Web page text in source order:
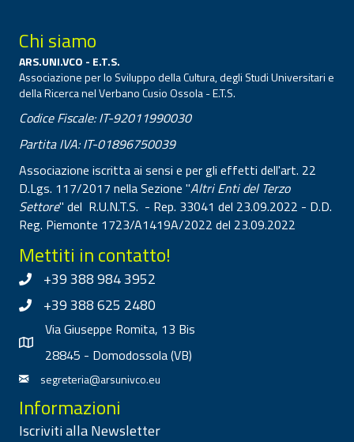
Chi siamo
ARS.UNI.VCO - E.T.S.
Associazione per lo Sviluppo della Cultura, degli Studi Universitari e
della Ricerca nel Verbano Cusio Ossola - E.T.S.
Codice Fiscale: IT-92011990030
Partita IVA: IT-01896750039
Associazione iscritta ai sensi e per gli effetti dell'art. 22
D.Lgs. 117/2017 nella Sezione "Altri Enti del Terzo
Settore" del R.U.N.T.S. - Rep. 33041 del 23.09.2022 - D.D.
Reg. Piemonte 1723/A1419A/2022 del 23.09.2022
Mettiti in contatto!
+39 388 984 3952
+39 388 625 2480
Via Giuseppe Romita, 13 Bis
28845 - Domodossola (VB)
segreteria@arsunivco.eu
Informazioni
Iscriviti alla Newsletter